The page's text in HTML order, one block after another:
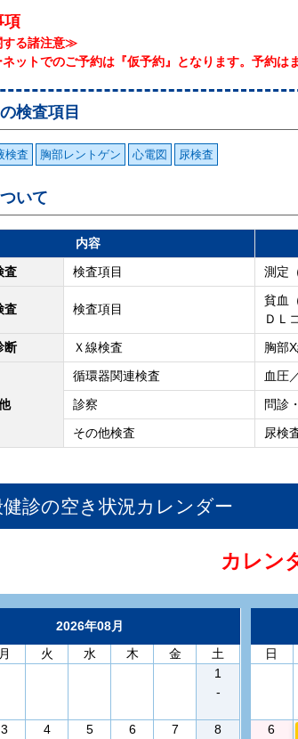
項
る諸注意≫
ットでのご予約は『仮予約』となります。予約は
検査項目
検査 胸部レントゲン 心電図 尿検査
いて
内容
査
検査項目 測定
査 検査項目
貧血
ＤＬ
断
Ｘ線検査 胸部
循環器関連検査
血圧
診察
問診
その他検査
尿検
診の空き状況カレンダー
カレン
2026年08月
月 火 水 木 金
土
1
-
3
4
5
6
7
8
日
6